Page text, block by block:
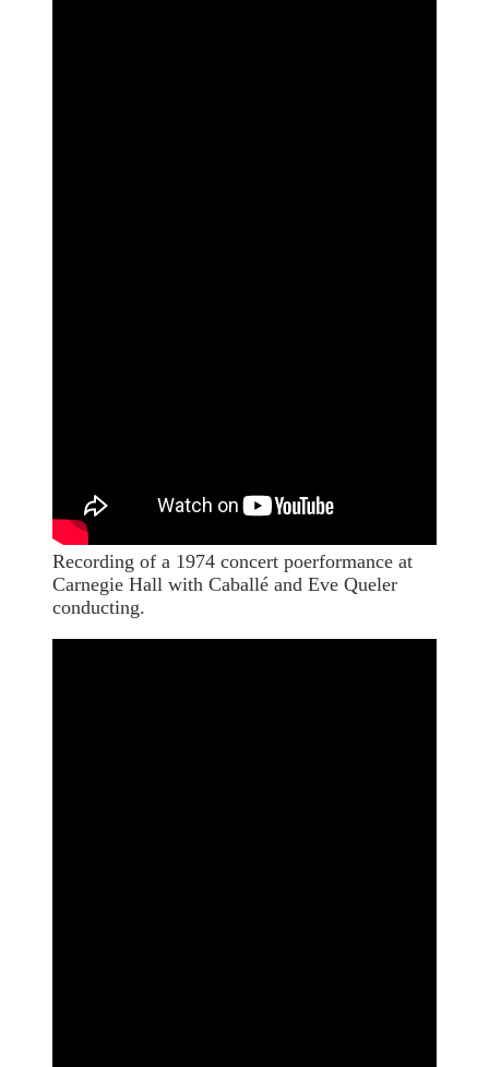
Recording of a 1974 concert poerformance at
Carnegie Hall with Caballé and Eve Queler
conducting.